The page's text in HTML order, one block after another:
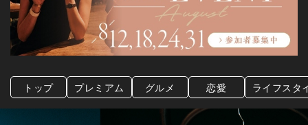
トップ プレミアム グルメ 恋愛 ライフスタ